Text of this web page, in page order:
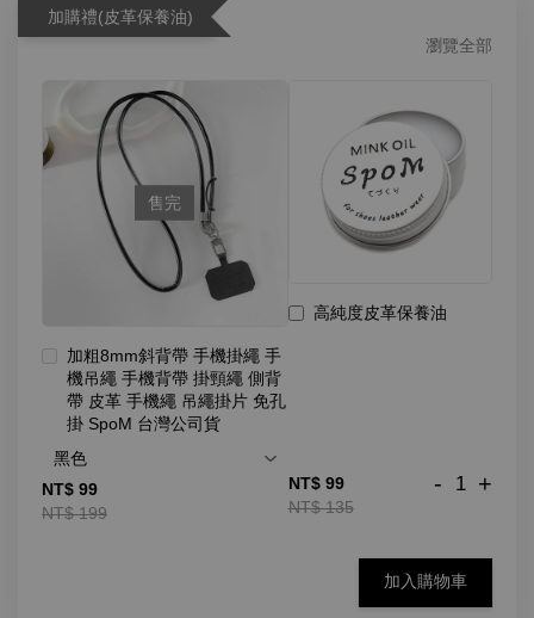
加購禮(皮革保養油)
瀏覽全部
售完
加粗8mm斜背帶 手機掛繩 手
機吊繩 手機背帶 掛頸繩 側背
帶 皮革 手機繩 吊繩掛片 免孔
掛 SpoM 台灣公司貨
NT$ 99
NT$ 199
高純度皮革保養油
NT$ 99
NT$ 135
- +
加入購物車